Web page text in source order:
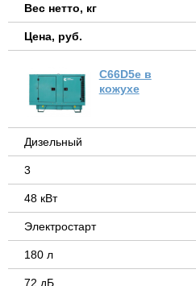
Вес нетто, кг
Цена, руб.
C66D5e в
кожухе
Дизельный
3
48 кВт
Электростарт
180 л
72 дБ